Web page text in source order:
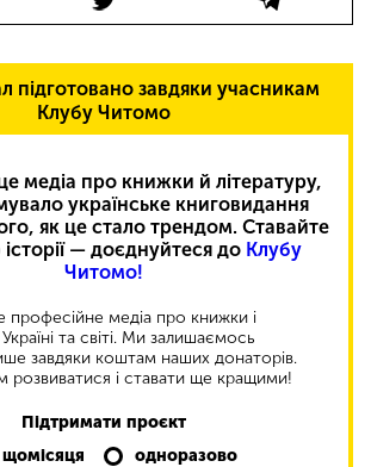
підготовано завдяки учасникам
Клубу Читомо
медіа про книжки й літературу,
українське книговидання
як це стало трендом. Ставайте
— доєднуйтеся до Клубу
Читомо!
професійне медіа про книжки і
та світі. Ми залишаємось
завдяки коштам наших донаторів.
розвиватися і ставати ще кращими!
Підтримати проєкт
щомісяця
одноразово